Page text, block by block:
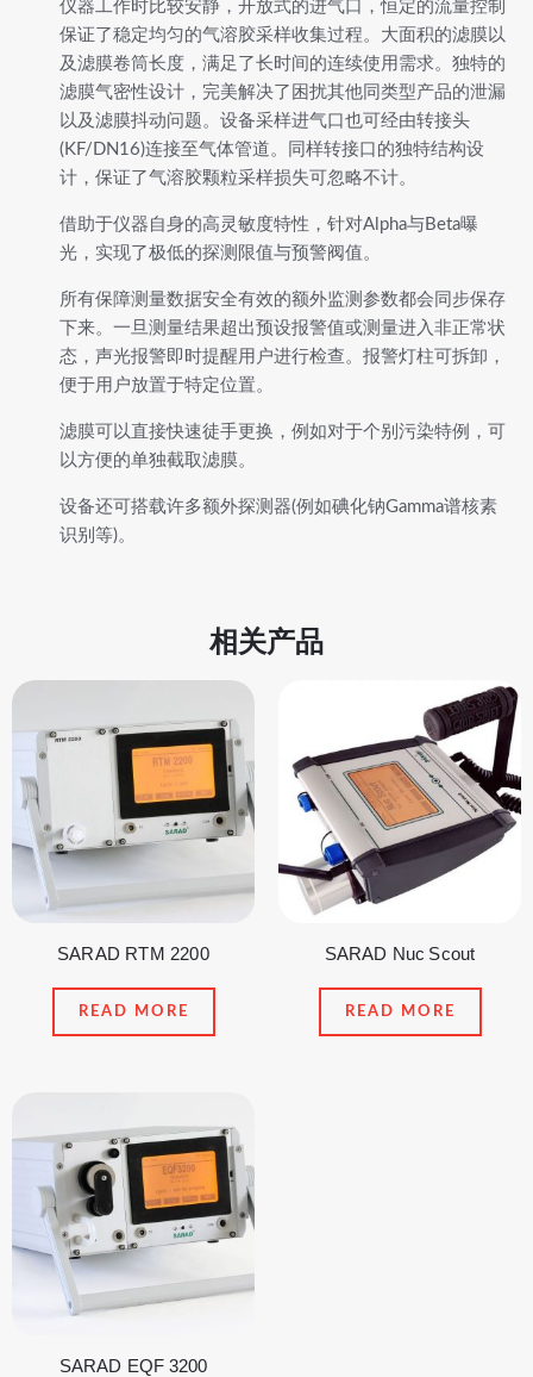
仪器工作时比较安静，开放式的进气口，恒定的流量控制
保证了稳定均匀的气溶胶采样收集过程。大面积的滤膜以
及滤膜卷筒长度，满足了长时间的连续使用需求。独特的
滤膜气密性设计，完美解决了困扰其他同类型产品的泄漏
以及滤膜抖动问题。设备采样进气口也可经由转接头
(KF/DN16)连接至气体管道。同样转接口的独特结构设
计，保证了气溶胶颗粒采样损失可忽略不计。
借助于仪器自身的高灵敏度特性，针对Alpha与Beta曝
光，实现了极低的探测限值与预警阀值。
所有保障测量数据安全有效的额外监测参数都会同步保存
下来。一旦测量结果超出预设报警值或测量进入非正常状
态，声光报警即时提醒用户进行检查。报警灯柱可拆卸，
便于用户放置于特定位置。
滤膜可以直接快速徒手更换，例如对于个别污染特例，可
以方便的单独截取滤膜。
设备还可搭载许多额外探测器(例如碘化钠Gamma谱核素
识别等)。
相关产品
SARAD RTM 2200
READ MORE
SARAD Nuc Scout
READ MORE
SARAD EQF 3200